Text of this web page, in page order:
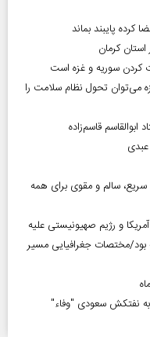
کرده پایبند بماند
کردن سوریه و غزه است
می‌توان تحول نظام سلامت را
قاسم‌زاده
عبدی
کنم؟ معرفی ۳۰ صبحانه سریع، سالم و مقوی برای همه
و رژیم صهیونیستی علیه
بود/مختصات جغرافیایی مسیر
به نفتکش سعودی "وفاء"